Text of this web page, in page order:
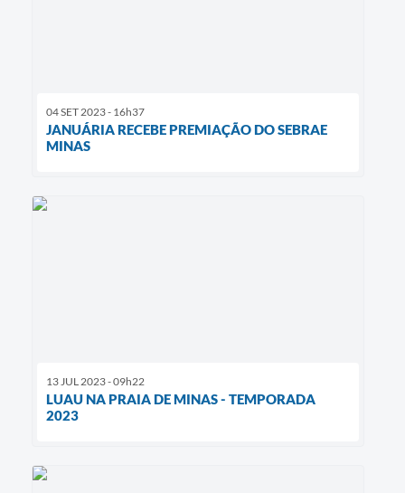
04 SET 2023 - 16h37
JANUÁRIA RECEBE PREMIAÇÃO DO SEBRAE
MINAS
13 JUL 2023 - 09h22
LUAU NA PRAIA DE MINAS - TEMPORADA
2023